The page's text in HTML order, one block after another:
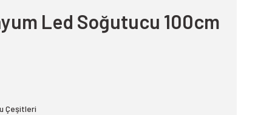
Led Soğutucu 100cm
Çeşitleri